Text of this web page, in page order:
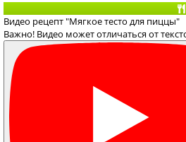
Видео рецепт "Мягкое тесто для пиццы"
Важно! Видео может отличаться от